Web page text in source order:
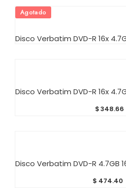
Agotado
Disco Verbatim DVD-R 16x
Disco Verbatim DVD-R 16x
$348.66
Disco Verbatim DVD-R 4.7GB
$ 474.40